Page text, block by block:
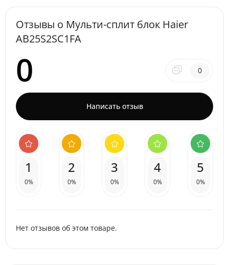
Отзывы о Мульти-сплит блок Haier
AB25S2SC1FA
0 0
Написать отзыв
1
0%
2
0%
3
0%
4
0%
5
0%
Нет отзывов об этом товаре.